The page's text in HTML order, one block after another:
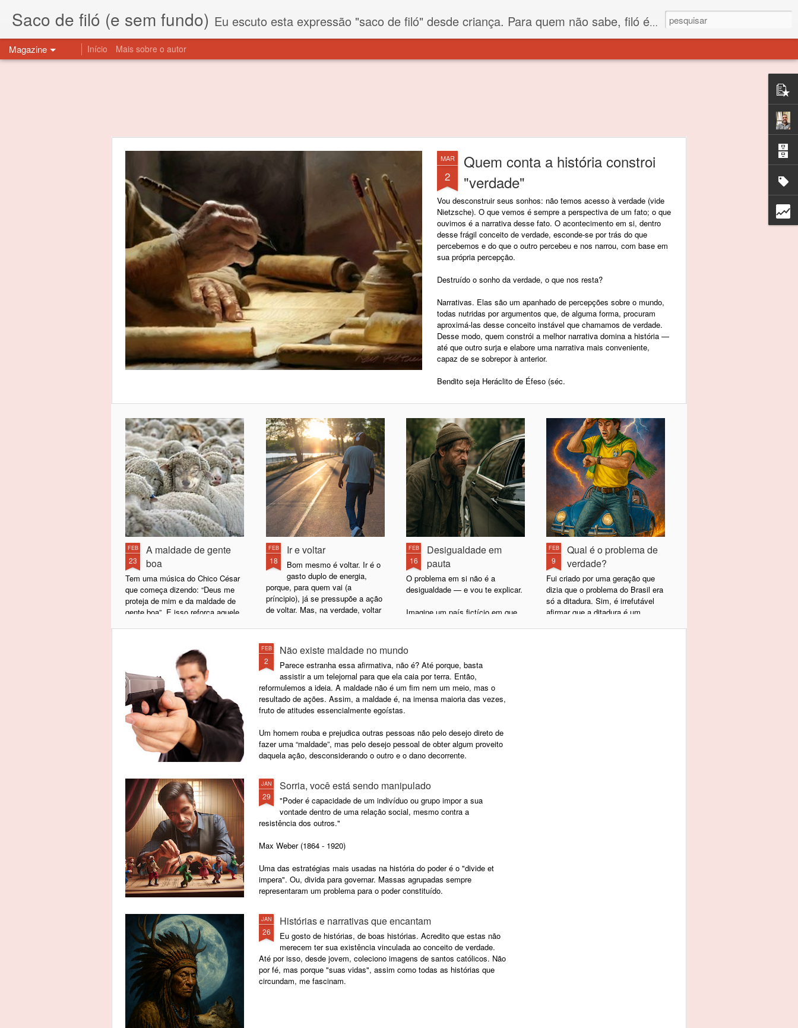
Saco de filó (e sem fundo) Eu escuto esta expressão "saco de filó" desde criança. Para quem não sabe, filó é um tecido todo furadinho e permite que um saco feito com ele, mesmo que muito exposto ao ar soprado para dentro, nunca vai se encher. Aí está o propósito deste nome... Para viver em sociedade tem que ter saco de filó.
Magazine Início Mais sobre o autor
MAR
2
Quem conta a história constroi
"verdade"
Vou desconstruir seus sonhos: não temos acesso à verdade (vide
Nietzsche). O que vemos é sempre a perspectiva de um fato; o que
ouvimos é a narrativa desse fato. O acontecimento em si, dentro
desse frágil conceito de verdade, esconde-se por trás do que
percebemos e do que o outro percebeu e nos narrou, com base em
sua própria percepção.
Destruído o sonho da verdade, o que nos resta?
Narrativas. Elas são um apanhado de percepções sobre o mundo,
todas nutridas por argumentos que, de alguma forma, procuram
aproximá-las desse conceito instável que chamamos de verdade.
Desse modo, quem constrói a melhor narrativa domina a história —
até que outro surja e elabore uma narrativa mais conveniente,
capaz de se sobrepor à anterior.
Bendito seja Heráclito de Éfeso (séc.
FEB
23
A maldade de gente
boa
Tem uma música do Chico César
que começa dizendo: “Deus me
proteja de mim e da maldade de
gente boa”. E isso reforça aquele
Basicamente porque, por trás de
uma má intenção, geralmente só
existem intenções ainda piores. É
improvável (para não me
aventurar no termo impossível)
que, por trás de uma má intenção,
exista uma boa intenção. Não se
de ações mal-intencionadas.
FEB
18
Ir e voltar
Bom mesmo é voltar. Ir é o
gasto duplo de energia,
porque, para quem vai (a
príncipio), já se pressupõe a ação
de voltar. Mas, na verdade, voltar
indo só para sentir o prazer de
voltar.
Mas melhor mesmo é não ir.
Lembra quando você não ia à aula
e ficava em casa doente, fingindo
que estava doente ou só
exagerando uma leve
aquele momento mágico em que
você olhava no relógio e pensava:
“essa hora o pessoal está tendo
FEB
16
Desigualdade em
pauta
O problema em si não é a
desigualdade — e vou te explicar.
Imagine um país fictício em que
Nesse cenário, temos uma
desigualdade salarial de nove mil
reais na média. Se o problema for
apenas a desigualdade, o foco
está na diferença entre os grupos,
e não na baixa renda dos 80% da
FEB
9
Qual é o problema de
verdade?
Fui criado por uma geração que
dizia que o problema do Brasil era
só a ditadura. Sim, é irrefutável
afirmar que a ditadura é um
FEB
2
Não existe maldade no mundo
Parece estranha essa afirmativa, não é? Até porque, basta
assistir a um telejornal para que ela caia por terra. Então,
reformulemos a ideia. A maldade não é um fim nem um meio, mas o
resultado de ações. Assim, a maldade é, na imensa maioria das vezes,
fruto de atitudes essencialmente egoístas.
Um homem rouba e prejudica outras pessoas não pelo desejo direto de
fazer uma “maldade”, mas pelo desejo pessoal de obter algum proveito
daquela ação, desconsiderando o outro e o dano decorrente.
JAN
29
Sorria, você está sendo manipulado
"Poder é capacidade de um indivíduo ou grupo impor a sua
vontade dentro de uma relação social, mesmo contra a
resistência dos outros."
Max Weber (1864 - 1920)
Uma das estratégias mais usadas na história do poder é o "divide et
impera". Ou, divida para governar. Massas agrupadas sempre
representaram um problema para o poder constituído.
JAN
26
Histórias e narrativas que encantam
Eu gosto de histórias, de boas histórias. Acredito que estas não
merecem ter sua existência vinculada ao conceito de verdade.
Até por isso, desde jovem, coleciono imagens de santos católicos. Não
por fé, mas porque "suas vidas", assim como todas as histórias que
circundam, me fascinam.